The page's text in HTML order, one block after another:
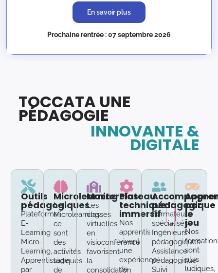
En savoir plus
Prochaine rentrée : 07 septembre 2026
TOCCATA UNE
PÉDAGOGIE
INNOVANTE &
DIGITALE
Outils
pédagogiques
Plateforme
E-
Learning
Micro-
Learning,
Apprentissage
par
Microlearning
Le
Microlearning,
ce
sont
des
activités
ludiques
de
Masterclass
Les
classes
virtuelles
en
visioconférence
favorisent
la
consolidation
Plateau
technique
immersif
Nos
apprentis
vivent
une
expérience
de
pédagogique
Formateurs
spécialisés
Ingénieurs
pédagogiques
Assistance
pédagogique
Suivi
par
le
jeu
Nos
sont
plus
ludiques,